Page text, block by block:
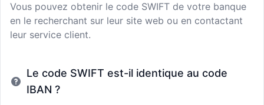
Vous pouvez obtenir le code SWIFT de votre banque
en le recherchant sur leur site web ou en contactant
leur service client.
Le code SWIFT est-il identique au code
IBAN ?